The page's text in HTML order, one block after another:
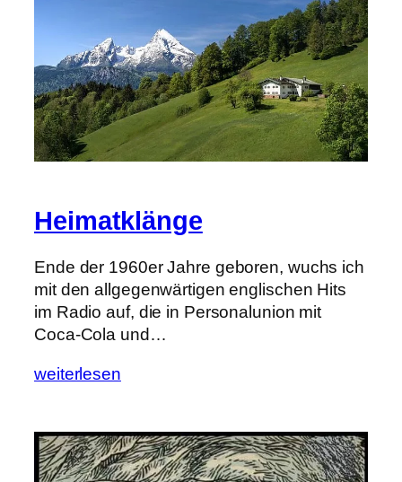
Heimatklänge
Ende der 1960er Jahre geboren, wuchs ich
mit den allgegenwärtigen englischen Hits
im Radio auf, die in Personalunion mit
Coca-Cola und…
weiterlesen